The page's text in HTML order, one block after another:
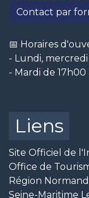
Contact par
📅 Horaires
- Lundi,
- Mardi de 17h00
Liens
Site Officiel de
Office de
Région
Seine-Maritime